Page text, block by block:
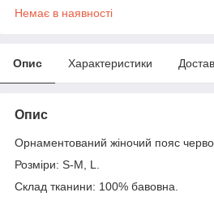
Немає в наявності
Опис Характеристики
Опис
Орнаментований жіночий пояс
Розміри: S-M, L.
Склад тканини: 100% бавовна.